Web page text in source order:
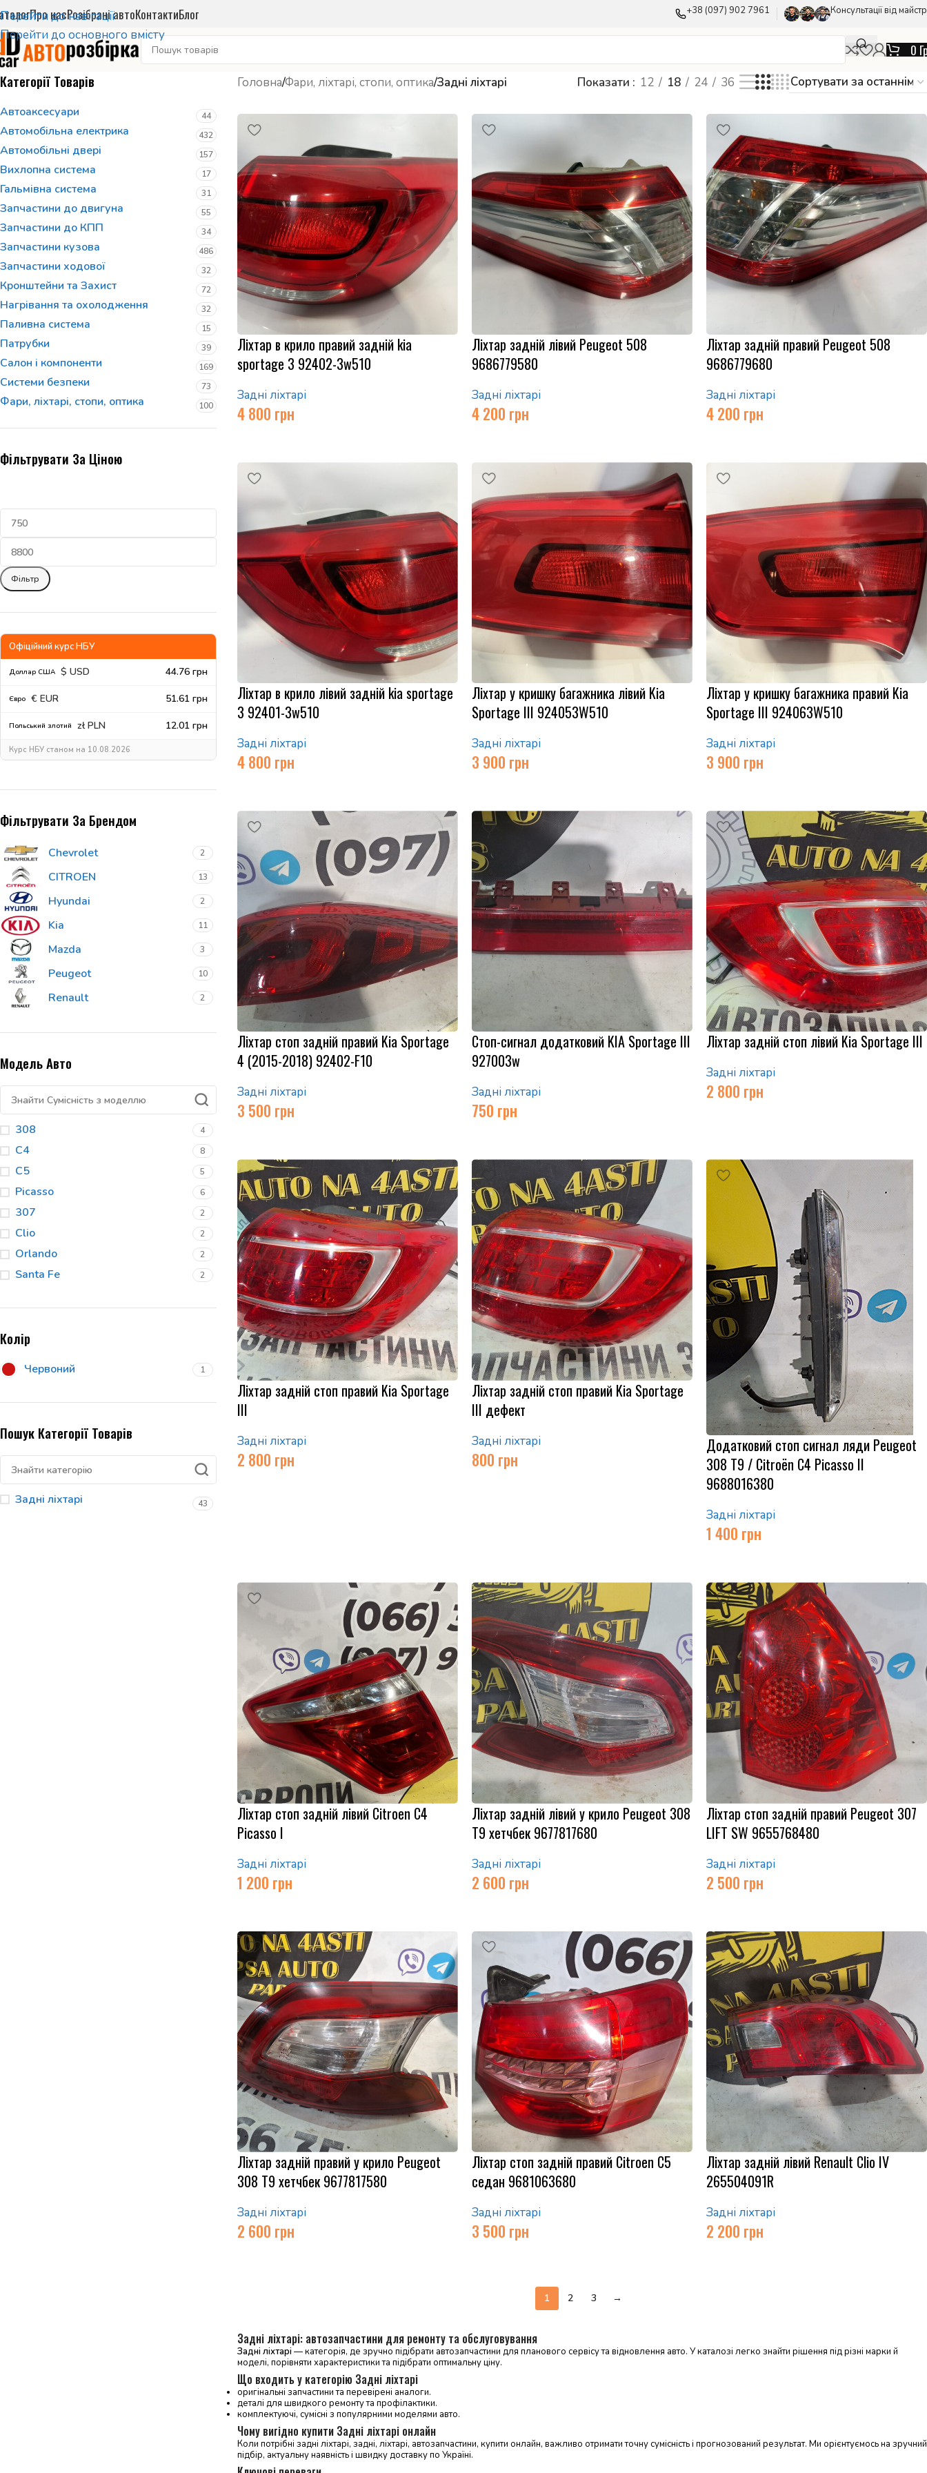
Перейти до навігації
Перейти до основного вмісту
Про насРозібрані автоКонтактиБлог +38 (097) 902 7961 Консультації від
0
Категорії Товарів
Автоаксесуари 44
Автомобільна електрика 432
Автомобільні двері 157
Вихлопна система 17
Гальмівна система 31
Запчастини до двигуна 55
Запчастини до КПП 34
Запчастини кузова 486
Запчастини ходової 32
Кронштейни та Захист 72
Нагрівання та охолодження 32
Паливна система 15
Патрубки 39
Салон і компоненти 169
Системи безпеки 73
Фари, ліхтарі, стопи, оптика 100
Фільтрувати За Ціною
Фільтр
Офіційний курс НБУ
Доллар США $ USD 44.76 грн
Євро € EUR 51.61 грн
Польський злотий zł PLN 12.01 грн
Курс НБУ станом на 10.08.2026
Фільтрувати За Брендом
Chevrolet 2
CITROEN 13
Hyundai 2
Kia 11
Mazda 3
Peugeot 10
Renault 2
Модель Авто
308 4
C4 8
C5 5
Picasso 6
307 2
Clio 2
Orlando 2
Santa Fe 2
Колір
Червоний 1
Пошук Категорії Товарів
Задні ліхтарі 43
Головна/Фари, ліхтарі, стопи, оптика/Задні ліхтарі Показати 12 18 24 36
Ліхтар в крило правий задній kia
sportage 3 92402-3w510
Задні ліхтарі
4 800 грн
Ліхтар задній лівий Peugeot 508
9686779580
Задні ліхтарі
4 200 грн
Ліхтар задній правий Peugeot 508
9686779680
Задні ліхтарі
4 200 грн
Ліхтар в крило лівий задній kia sportage
3 92401-3w510
Задні ліхтарі
4 800 грн
Ліхтар у кришку багажника лівий Kia
Sportage ІІІ 924053W510
Задні ліхтарі
3 900 грн
Ліхтар у кришку багажника правий Kia
Sportage ІІІ 924063W510
Задні ліхтарі
3 900 грн
Ліхтар стоп задній правий Kia Sportage
4 (2015-2018) 92402-F10
Задні ліхтарі
3 500 грн
Стоп-сигнал додатковий KIA Sportage III
927003w
Задні ліхтарі
750 грн
Ліхтар задній стоп лівий Kia Sportage III
Задні ліхтарі
2 800 грн
Ліхтар задній стоп правий Kia Sportage
III
Задні ліхтарі
2 800 грн
Ліхтар задній стоп правий Kia Sportage
III дефект
Задні ліхтарі
800 грн
Додатковий стоп сигнал ляди Peugeot
308 T9 / Citroën C4 Picasso II
9688016380
Задні ліхтарі
1 400 грн
Ліхтар стоп задній лівий Citroen C4
Picasso I
Задні ліхтарі
1 200 грн
Ліхтар задній лівий у крило Peugeot 308
T9 хетчбек 9677817680
Задні ліхтарі
2 600 грн
Ліхтар стоп задній правий Peugeot 307
LIFT SW 9655768480
Задні ліхтарі
2 500 грн
Ліхтар задній правий у крило Peugeot
308 T9 хетчбек 9677817580
Задні ліхтарі
2 600 грн
Ліхтар стоп задній правий Citroen C5
седан 9681063680
Задні ліхтарі
3 500 грн
Ліхтар задній лівий Renault Clio IV
265504091R
Задні ліхтарі
2 200 грн
1 2 3 →
Задні ліхтарі: автозапчастини для ремонту та обслуговування
Задні ліхтарі — категорія, де зручно підібрати автозапчастини для планового сервісу та відновлення авто. У каталозі легко знайти рішення під різні марки й
моделі, порівняти характеристики та підібрати оптимальну ціну.
Що входить у категорію Задні ліхтарі
оригінальні запчастини та перевірені аналоги.
деталі для швидкого ремонту та профілактики.
комплектуючі, сумісні з популярними моделями авто.
Чому вигідно купити Задні ліхтарі онлайн
Коли потрібні задні ліхтарі, задні, ліхтарі, автозапчастини, купити онлайн, важливо отримати точну сумісність і прогнозований результат. Ми орієнтуємось на зручний
підбір, актуальну наявність і швидку доставку по Україні.